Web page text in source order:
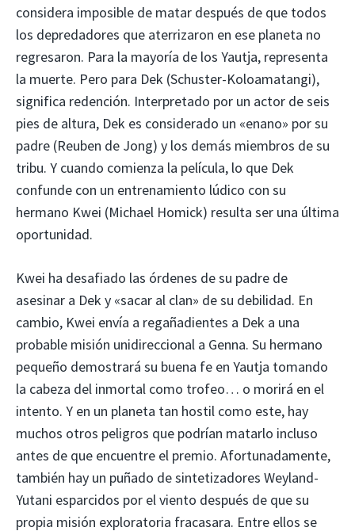
considera imposible de matar después de que todos
los depredadores que aterrizaron en ese planeta no
regresaron. Para la mayoría de los Yautja, representa
la muerte. Pero para Dek (Schuster-Koloamatangi),
significa redención. Interpretado por un actor de seis
pies de altura, Dek es considerado un «enano» por su
padre (Reuben de Jong) y los demás miembros de su
tribu. Y cuando comienza la película, lo que Dek
confunde con un entrenamiento lúdico con su
hermano Kwei (Michael Homick) resulta ser una última
oportunidad.
Kwei ha desafiado las órdenes de su padre de
asesinar a Dek y «sacar al clan» de su debilidad. En
cambio, Kwei envía a regañadientes a Dek a una
probable misión unidireccional a Genna. Su hermano
pequeño demostrará su buena fe en Yautja tomando
la cabeza del inmortal como trofeo… o morirá en el
intento. Y en un planeta tan hostil como este, hay
muchos otros peligros que podrían matarlo incluso
antes de que encuentre el premio. Afortunadamente,
también hay un puñado de sintetizadores Weyland-
Yutani esparcidos por el viento después de que su
propia misión exploratoria fracasara. Entre ellos se